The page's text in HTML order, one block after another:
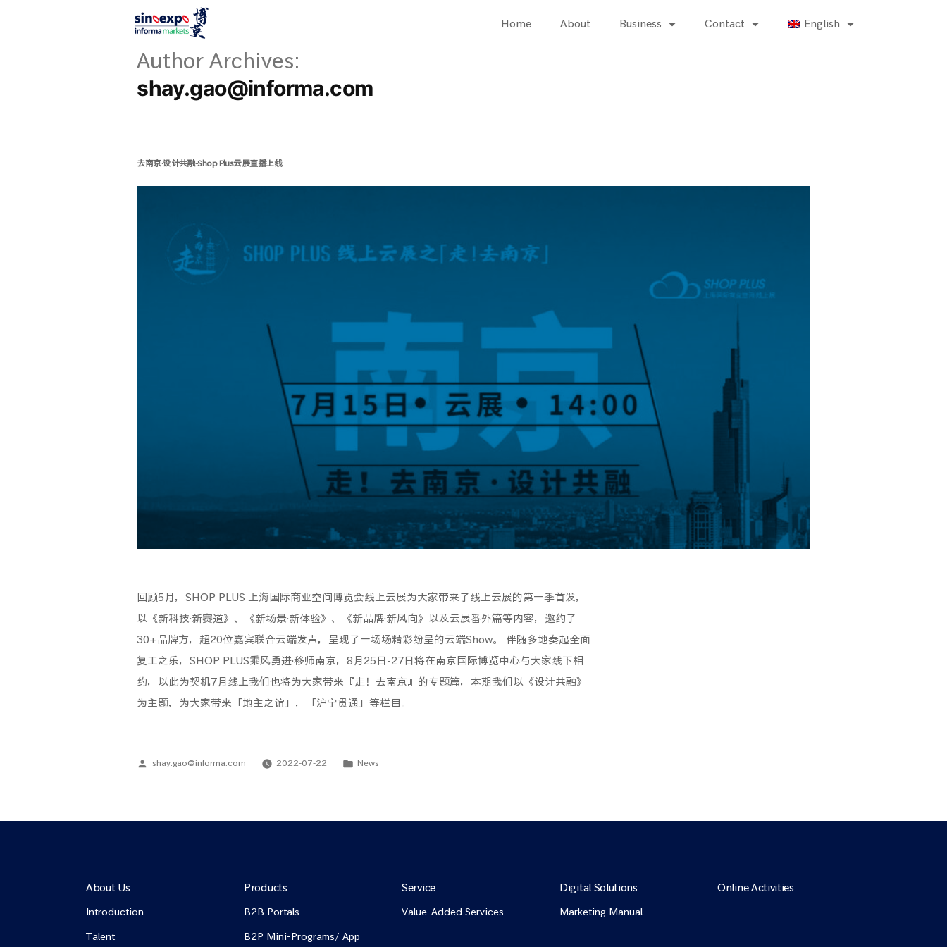
Home About Business Contact English
Author Archives:
shay.gao@informa.com
去南京·设计共融-Shop Plus云展直播上线
回顾5月，SHOP PLUS 上海国际商业空间博览会线上云展为大家带来了线上云展的第一季首发，
以《新科技·新赛道》、《新场景·新体验》、《新品牌·新风向》以及云展番外篇等内容，邀约了
30+品牌方，超20位嘉宾联合云端发声，呈现了一场场精彩纷呈的云端Show。 伴随多地奏起全面
复工之乐，SHOP PLUS乘风勇进·移师南京，8月25日-27日将在南京国际博览中心与大家线下相
约，以此为契机7月线上我们也将为大家带来『走！去南京』的专题篇，本期我们以《设计共融》
为主题，为大家带来「地主之谊」，「沪宁贯通」等栏目。
shay.gao@informa.com 2022-07-22 News
About Us
Introduction
Talent
Products
B2B Portals
B2P Mini-Programs/ App
Service
Value-Added Services
Digital Solutions
Marketing Manual
Online Activities